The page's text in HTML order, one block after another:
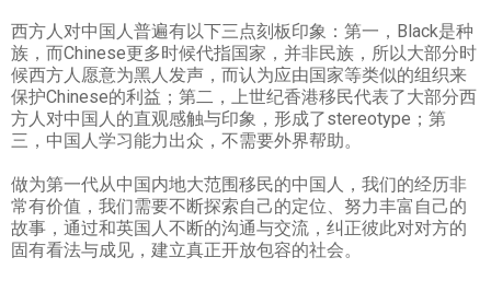
西方人对中国人普遍有以下三点刻板印象：第一，Black是种
族，而Chinese更多时候代指国家，并非民族，所以大部分时
候西方人愿意为黑人发声，而认为应由国家等类似的组织来
保护Chinese的利益；第二，上世纪香港移民代表了大部分西
方人对中国人的直观感触与印象，形成了stereotype；第
三，中国人学习能力出众，不需要外界帮助。
做为第一代从中国内地大范围移民的中国人，我们的经历非
常有价值，我们需要不断探索自己的定位、努力丰富自己的
故事，通过和英国人不断的沟通与交流，纠正彼此对对方的
固有看法与成见，建立真正开放包容的社会。